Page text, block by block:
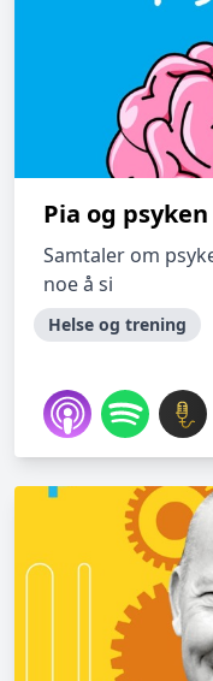
Pia og psyken
Samtaler om
noe å si
Helse og trening